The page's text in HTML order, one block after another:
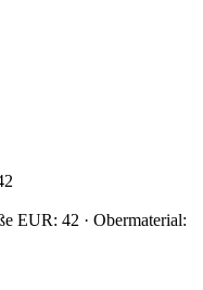
EUR: 42 · Obermaterial: